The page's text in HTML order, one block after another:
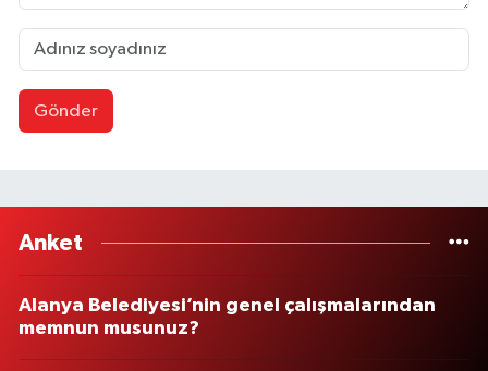
Gönder
Anket
Alanya Belediyesi’nin genel çalışmalarından
memnun musunuz?